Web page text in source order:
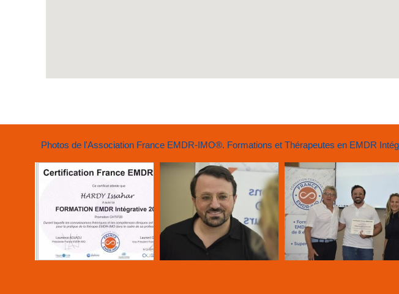
Photos de l'Association France EMDR-IMO®. Formations et Thérapeutes en EMDR